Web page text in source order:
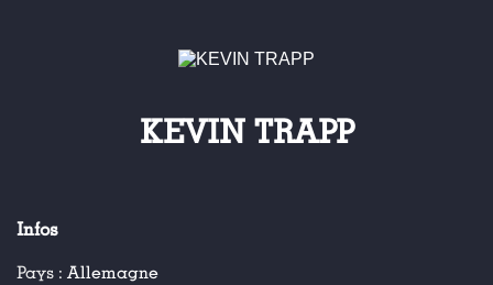
KEVIN TRAPP
Infos
Pays : Allemagne